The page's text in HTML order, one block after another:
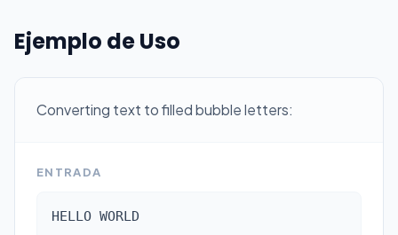
Ejemplo de Uso
Converting text to filled bubble letters:
ENTRADA
HELLO WORLD